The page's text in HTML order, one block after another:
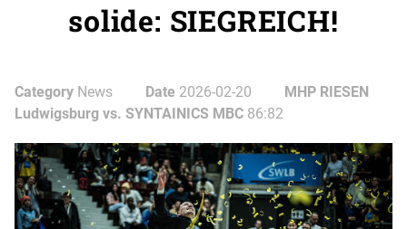
solide: SIEGREICH!
Category News Date 2026-02-20
MHP RIESEN
Ludwigsburg vs. SYNTAINICS MBC 86:82